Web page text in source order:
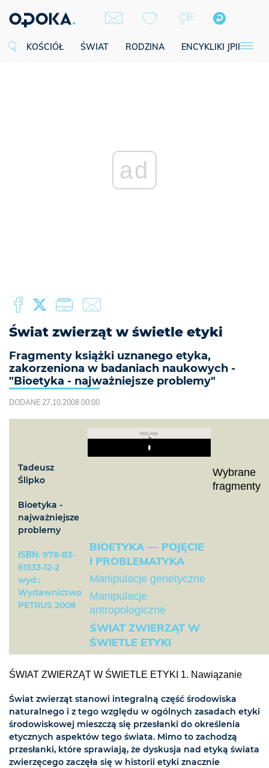
KOŚCIÓŁ ŚWIAT RODZINA ENCYKLIKI JPII
ad
Świat zwierząt w świetle etyki
Fragmenty książki uznanego etyka,
zakorzeniona w badaniach naukowych -
"Bioetyka - najważniejsze problemy"
DODANE 27.10.2008 00:00
Tadeusz
Ślipko
Bioetyka -
najważniejsze
problemy
ISBN: 978-83-
61533-12-2
wyd.:
Wydawnictwo
PETRUS 2008
REKLAMA
Play
Wybrane
fragmenty
BIOETYKA — POJĘCIE
I PROBLEMATYKA
Manipulacje genetyczne
Manipulacje
antropologiczne
ŚWIAT ZWIERZĄT W
ŚWIETLE ETYKI
ŚWIAT ZWIERZĄT W ŚWIETLE ETYKI 1. Nawiązanie
Świat zwierząt stanowi integralną część środowiska
naturalnego i z tego względu w ogólnych zasadach etyki
środowiskowej mieszczą się przesłanki do określenia
etycznych aspektów tego świata. Mimo to zachodzą
przesłanki, które sprawiają, że dyskusja nad etyką świata
zwierzęcego zaczęła się w historii etyki znacznie